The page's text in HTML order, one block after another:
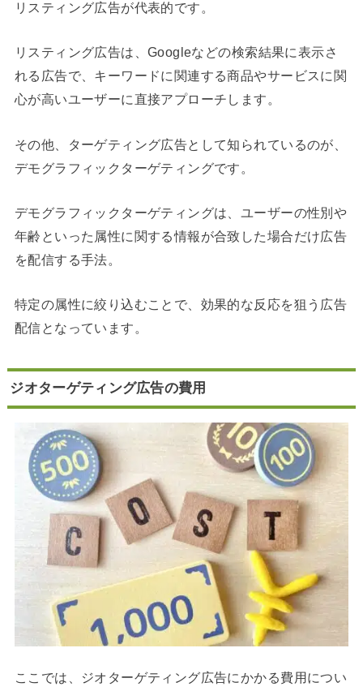
リスティング広告が代表的です。
リスティング広告は、Googleなどの検索結果に表示さ
れる広告で、キーワードに関連する商品やサービスに関
心が高いユーザーに直接アプローチします。
その他、ターゲティング広告として知られているのが、
デモグラフィックターゲティングです。
デモグラフィックターゲティングは、ユーザーの性別や
年齢といった属性に関する情報が合致した場合だけ広告
を配信する手法。
特定の属性に絞り込むことで、効果的な反応を狙う広告
配信となっています。
ジオターゲティング広告の費用
ここでは、ジオターゲティング広告にかかる費用につい